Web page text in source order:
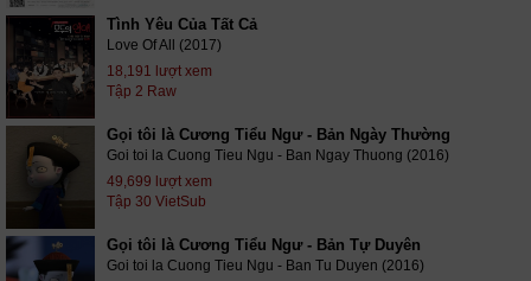
Tình Yêu Của Tất Cả
Love Of All (2017)
18,191 lượt xem
Tập 2 Raw
Gọi tôi là Cương Tiểu Ngư - Bản Ngày Thường
Goi toi la Cuong Tieu Ngu - Ban Ngay Thuong (2016)
49,699 lượt xem
Tập 30 VietSub
Gọi tôi là Cương Tiểu Ngư - Bản Tự Duyên
Goi toi la Cuong Tieu Ngu - Ban Tu Duyen (2016)